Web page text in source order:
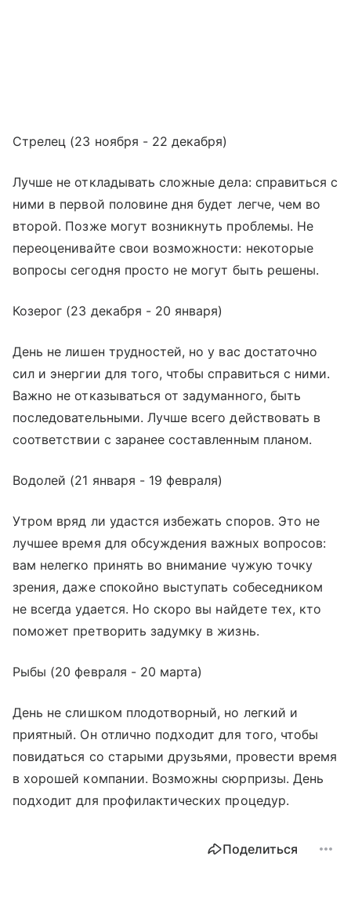
Стрелец (23 ноября - 22 декабря)
Лучше не откладывать сложные дела: справиться с
ними в первой половине дня будет легче, чем во
второй. Позже могут возникнуть проблемы. Не
переоценивайте свои возможности: некоторые
вопросы сегодня просто не могут быть решены.
Козерог (23 декабря - 20 января)
День не лишен трудностей, но у вас достаточно
сил и энергии для того, чтобы справиться с ними.
Важно не отказываться от задуманного, быть
последовательными. Лучше всего действовать в
соответствии с заранее составленным планом.
Водолей (21 января - 19 февраля)
Утром вряд ли удастся избежать споров. Это не
лучшее время для обсуждения важных вопросов:
вам нелегко принять во внимание чужую точку
зрения, даже спокойно выступать собеседником
не всегда удается. Но скоро вы найдете тех, кто
поможет претворить задумку в жизнь.
Рыбы (20 февраля - 20 марта)
День не слишком плодотворный, но легкий и
приятный. Он отлично подходит для того, чтобы
повидаться со старыми друзьями, провести время
в хорошей компании. Возможны сюрпризы. День
подходит для профилактических процедур.
Поделиться